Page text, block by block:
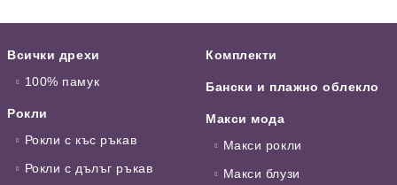
Всички дрехи
100% памук
Рокли
Рокли с къс ръкав
Рокли с дълъг ръкав
Комплекти
Бански и плажно облекло
Макси мода
Макси рокли
Макси блузи